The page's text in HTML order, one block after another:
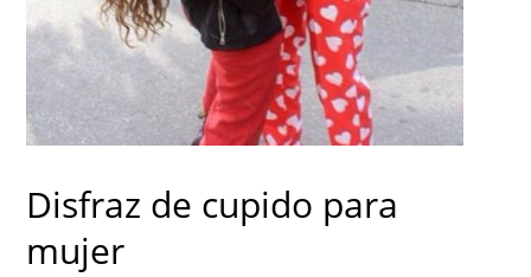
Disfraz de cupido para
mujer